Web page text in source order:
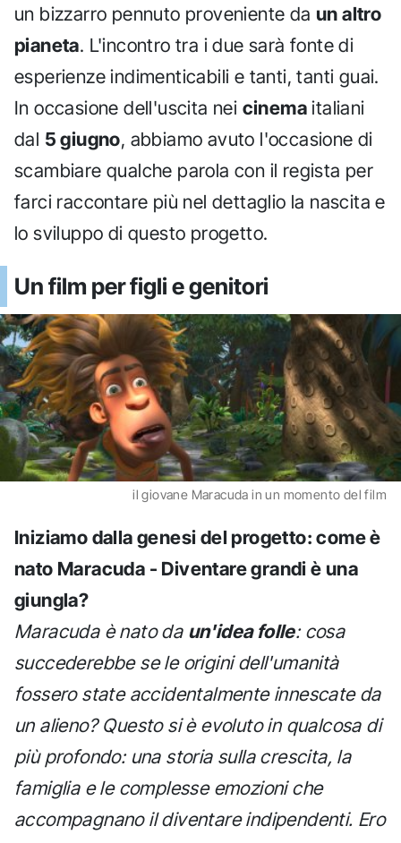
un bizzarro pennuto proveniente da un altro
pianeta. L'incontro tra i due sarà fonte di
esperienze indimenticabili e tanti, tanti guai.
In occasione dell'uscita nei cinema italiani
dal 5 giugno, abbiamo avuto l'occasione di
scambiare qualche parola con il regista per
farci raccontare più nel dettaglio la nascita e
lo sviluppo di questo progetto.
Un film per figli e genitori
il giovane Maracuda in un momento del film
Iniziamo dalla genesi del progetto: come è
nato Maracuda - Diventare grandi è una
giungla?
Maracuda è nato da un'idea folle: cosa
succederebbe se le origini dell'umanità
fossero state accidentalmente innescate da
un alieno? Questo si è evoluto in qualcosa di
più profondo: una storia sulla crescita, la
famiglia e le complesse emozioni che
accompagnano il diventare indipendenti. Ero